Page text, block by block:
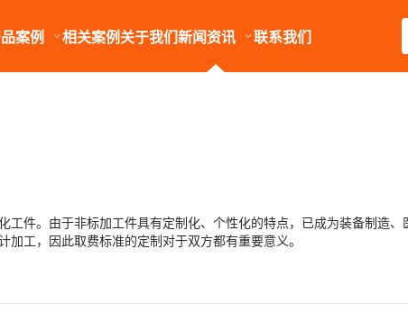
案例 相关案例 关于我们新闻资讯 联系我们
工件。由于非标加工件具有定制化、个性化的特点，已成为装备制造
工，因此取费标准的定制对于双方都有重要意义。